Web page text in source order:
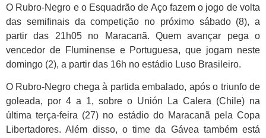
O Rubro-Negro e o Esquadrão de Aço fazem o jogo de volta
das semifinais da competição no próximo sábado (8), a
partir das 21h05 no Maracanã. Quem avançar pega o
vencedor de Fluminense e Portuguesa, que jogam neste
domingo (2), a partir das 16h no estádio Luso Brasileiro.
O Rubro-Negro chega à partida embalado, após o triunfo de
goleada, por 4 a 1, sobre o Unión La Calera (Chile) na
última terça-feira (27) no estádio do Maracanã pela Copa
Libertadores. Além disso, o time da Gávea também está